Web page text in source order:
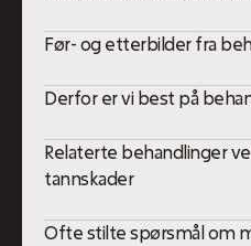
Før- og etterbilder fra
Derfor er vi best på
Relaterte behandlinger
tannskader
Ofte stilte spørsmål om